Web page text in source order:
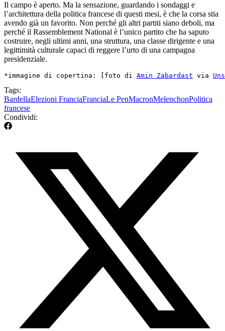
Il campo è aperto. Ma la sensazione, guardando i sondaggi e
l’architettura della politica francese di questi mesi, è che la corsa stia
avendo già un favorito. Non perché gli altri partiti siano deboli, ma
perché il Rassemblement National è l’unico partito che ha saputo
costruire, negli ultimi anni, una struttura, una classe dirigente e una
legittimità culturale capaci di reggere l’urto di una campagna
presidenziale.
*immagine di copertina: [foto di Amin Zabardast via
Tags:
BardellaElezioni FranciaFranciaLe PenMacronMelenchonPolitica
francese
Condividi: